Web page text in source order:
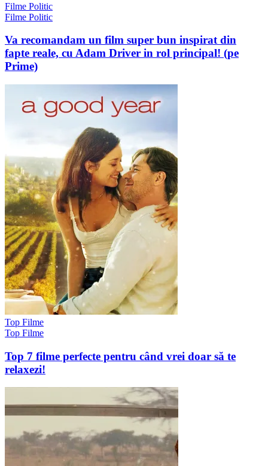
Filme Politic
Filme Politic
Va recomandam un film super bun inspirat din
fapte reale, cu Adam Driver in rol principal! (pe
Prime)
Top Filme
Top Filme
Top 7 filme perfecte pentru când vrei doar să te
relaxezi!